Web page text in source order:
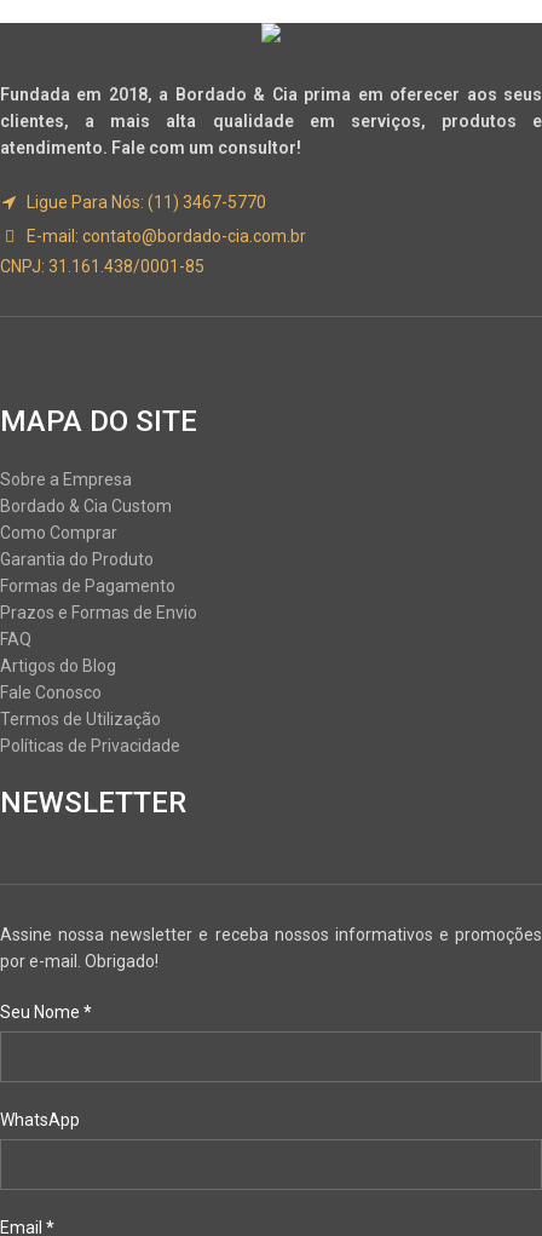
Fundada em 2018, a Bordado & Cia prima em oferecer aos seus
clientes, a mais alta qualidade em serviços, produtos e
atendimento. Fale com um consultor!
Ligue Para Nós: (11) 3467-5770
E-mail: contato@bordado-cia.com.br
CNPJ: 31.161.438/0001-85
MAPA DO SITE
Sobre a Empresa
Bordado & Cia Custom
Como Comprar
Garantia do Produto
Formas de Pagamento
Prazos e Formas de Envio
FAQ
Artigos do Blog
Fale Conosco
Termos de Utilização
Políticas de Privacidade
NEWSLETTER
Assine nossa newsletter e receba nossos informativos e promoções
por e-mail. Obrigado!
Seu Nome *
WhatsApp
Email *